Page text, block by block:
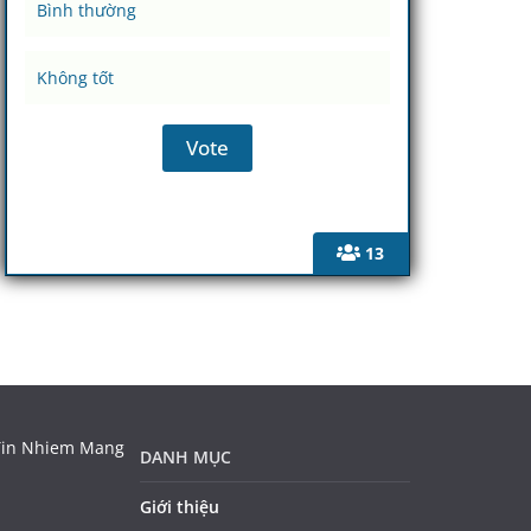
13
Bình thường
Không tốt
DANH MỤC
Giới thiệu